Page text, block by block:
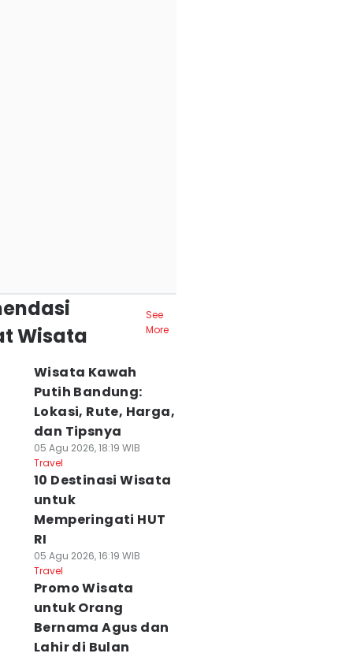
Wisata
See
More
Wisata Kawah
Putih Bandung:
Lokasi, Rute, Harga,
dan Tipsnya
05 Agu 2026, 18:19 WIB
Travel
10 Destinasi Wisata
untuk
Memperingati HUT
RI
05 Agu 2026, 16:19 WIB
Travel
Promo Wisata
untuk Orang
Bernama Agus dan
Lahir di Bulan